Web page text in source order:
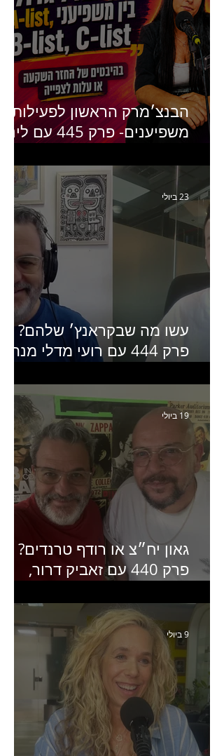
הבנצ׳מרק הראשון לפעילות
משפיענים- פרק 445 עם לינוי
Humanz ישראל
עשו מה שבקראנץ׳ שלהם?
פרק 444 עם רועי מדלי מנהל
האחרון של קראנץ׳
23 ביולי
גאון יח״צ או רודף טרנדים?
פרק 440 עם זאביק דרור,
ותקשורת
19 ביולי
9 ביולי